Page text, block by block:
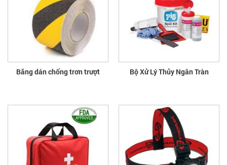
Băng dán chống trơn trượt Bộ Xử Lý Thủy Ngân Tràn